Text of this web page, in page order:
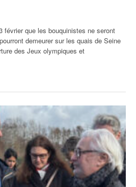
février que les bouquinistes ne seront
demeurer sur les quais de Seine
des Jeux olympiques et